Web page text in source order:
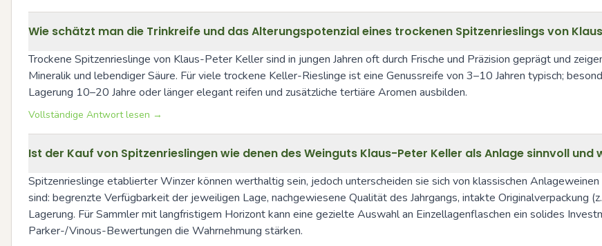
Wie schätzt man die Trinkreife und das Alterungspotenzial eines trockenen Spitzenrieslings von
Trockene Spitzenrieslinge von Klaus-Peter Keller sind in jungen Jahren oft durch Frische und Präzision geprägt und
Mineralik und lebendiger Säure. Für viele trockene Keller-Rieslinge ist eine Genussreife von 3–10 Jahren typisch;
Lagerung 10–20 Jahre oder länger elegant reifen und zusätzliche tertiäre Aromen ausbilden.
Vollständige Antwort lesen →
Ist der Kauf von Spitzenrieslingen wie denen des Weinguts Klaus-Peter Keller als Anlage sinnvoll
Spitzenrieslinge etablierter Winzer können werthaltig sein, jedoch unterscheiden sie sich von klassischen
sind: begrenzte Verfügbarkeit der jeweiligen Lage, nachgewiesene Qualität des Jahrgangs, intakte Originalverpackung
Lagerung. Für Sammler mit langfristigem Horizont kann eine gezielte Auswahl an Einzellagenflaschen ein solides
Parker-/Vinous-Bewertungen die Wahrnehmung stärken.